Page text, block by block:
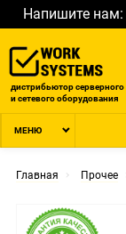
Напишите нам:
дистрибьютор серверного
и сетевого оборудования
МЕНЮ
Главная Прочее